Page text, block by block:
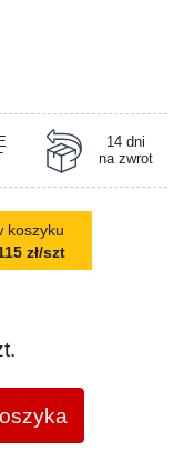
14 dni
na zwrot
koszyku
zł/szt